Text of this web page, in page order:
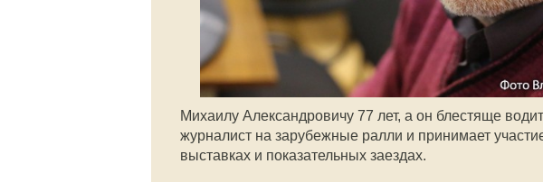
Михаилу Александровичу 77 лет, а он блестяще
журналист на зарубежные ралли и принимает
выставках и показательных заездах.